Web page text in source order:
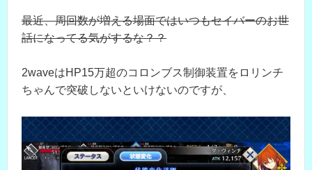
最近、周回数が増える場面ではいつもセイバーのお世
話になってる気がするな？？
2waveはHP15万超のコロンブス制御装置をロリンチ
ちゃんで突破しないといけないのですが、